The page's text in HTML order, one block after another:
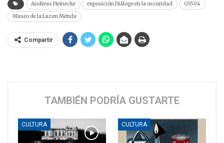
Andreas Heinecke exposición Diálogo en la oscuridad
G5504
Museo de la Luz en Mérida
Compartir
TAMBIÉN PODRÍA GUSTARTE
CULTURA CULTURA